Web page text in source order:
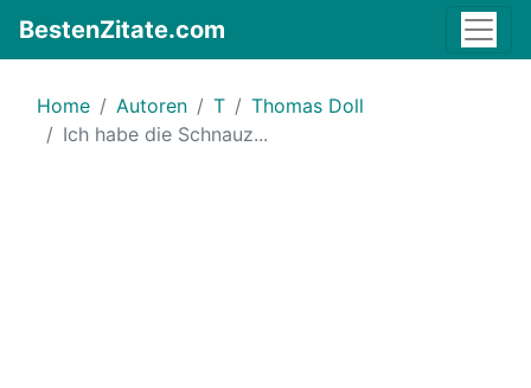
BestenZitate.com
Home Autoren T
Thomas Doll
Ich habe die Schnauz...